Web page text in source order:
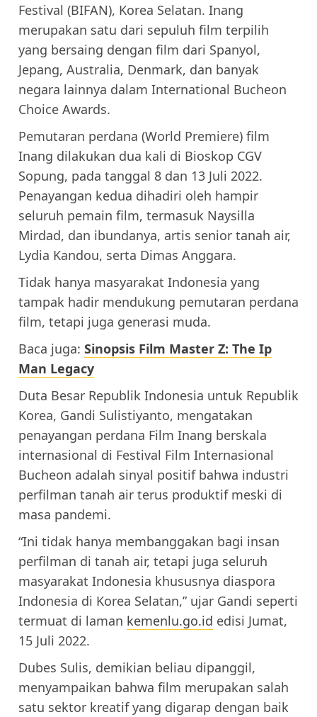
Festival (BIFAN), Korea Selatan. Inang
merupakan satu dari sepuluh film terpilih
yang bersaing dengan film dari Spanyol,
Jepang, Australia, Denmark, dan banyak
negara lainnya dalam International Bucheon
Choice Awards.
Pemutaran perdana (World Premiere) film
Inang dilakukan dua kali di Bioskop CGV
Sopung, pada tanggal 8 dan 13 Juli 2022.
Penayangan kedua dihadiri oleh hampir
seluruh pemain film, termasuk Naysilla
Mirdad, dan ibundanya, artis senior tanah air,
Lydia Kandou, serta Dimas Anggara.
Tidak hanya masyarakat Indonesia yang
tampak hadir mendukung pemutaran perdana
film, tetapi juga generasi muda.
Baca juga: Sinopsis Film Master Z: The Ip
Man Legacy
Duta Besar Republik Indonesia untuk Republik
Korea, Gandi Sulistiyanto, mengatakan
penayangan perdana Film Inang berskala
internasional di Festival Film Internasional
Bucheon adalah sinyal positif bahwa industri
perfilman tanah air terus produktif meski di
masa pandemi.
“Ini tidak hanya membanggakan bagi insan
perfilman di tanah air, tetapi juga seluruh
masyarakat Indonesia khususnya diaspora
Indonesia di Korea Selatan,” ujar Gandi seperti
termuat di laman kemenlu.go.id edisi Jumat,
15 Juli 2022.
Dubes Sulis, demikian beliau dipanggil,
menyampaikan bahwa film merupakan salah
satu sektor kreatif yang digarap dengan baik